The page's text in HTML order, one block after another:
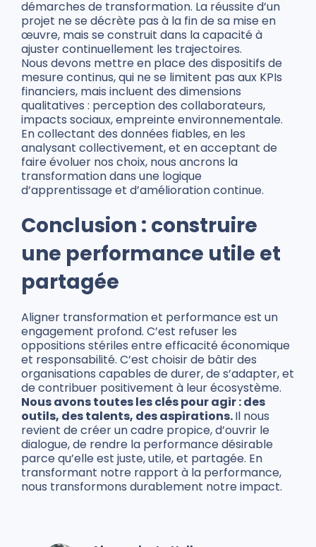
démarches de transformation. La réussite d’un
projet ne se décrète pas à la fin de sa mise en
œuvre, mais se construit dans la capacité à
ajuster continuellement les trajectoires.
Nous devons mettre en place des dispositifs de
mesure continus, qui ne se limitent pas aux KPIs
financiers, mais incluent des dimensions
qualitatives : perception des collaborateurs,
impacts sociaux, empreinte environnementale.
En collectant des données fiables, en les
analysant collectivement, et en acceptant de
faire évoluer nos choix, nous ancrons la
transformation dans une logique
d’apprentissage et d’amélioration continue.
Conclusion : construire
une performance utile et
partagée
Aligner transformation et performance est un
engagement profond. C’est refuser les
oppositions stériles entre efficacité économique
et responsabilité. C’est choisir de bâtir des
organisations capables de durer, de s’adapter, et
de contribuer positivement à leur écosystème.
Nous avons toutes les clés pour agir : des
outils, des talents, des aspirations.Il nous
revient de créer un cadre propice, d’ouvrir le
dialogue, de rendre la performance désirable
parce qu’elle est juste, utile, et partagée. En
transformant notre rapport à la performance,
nous transformons durablement notre impact.